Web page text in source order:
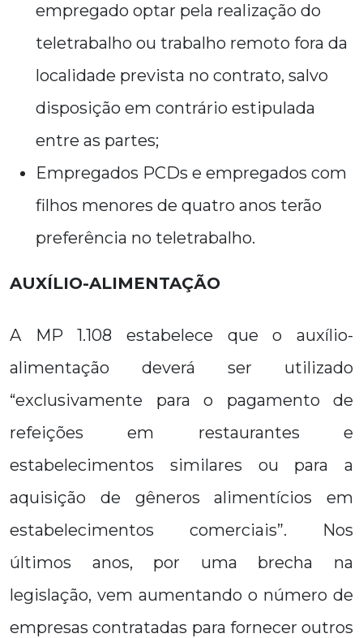
empregado optar pela realização do
teletrabalho ou trabalho remoto fora da
localidade prevista no contrato, salvo
disposição em contrário estipulada
entre as partes;
Empregados PCDs e empregados com
filhos menores de quatro anos terão
preferência no teletrabalho.
AUXÍLIO-ALIMENTAÇÃO
A MP 1.108 estabelece que o auxílio-
alimentação deverá ser utilizado
“exclusivamente para o pagamento de
refeições em restaurantes e
estabelecimentos similares ou para a
aquisição de gêneros alimentícios em
estabelecimentos comerciais”. Nos
últimos anos, por uma brecha na
legislação, vem aumentando o número de
empresas contratadas para fornecer outros